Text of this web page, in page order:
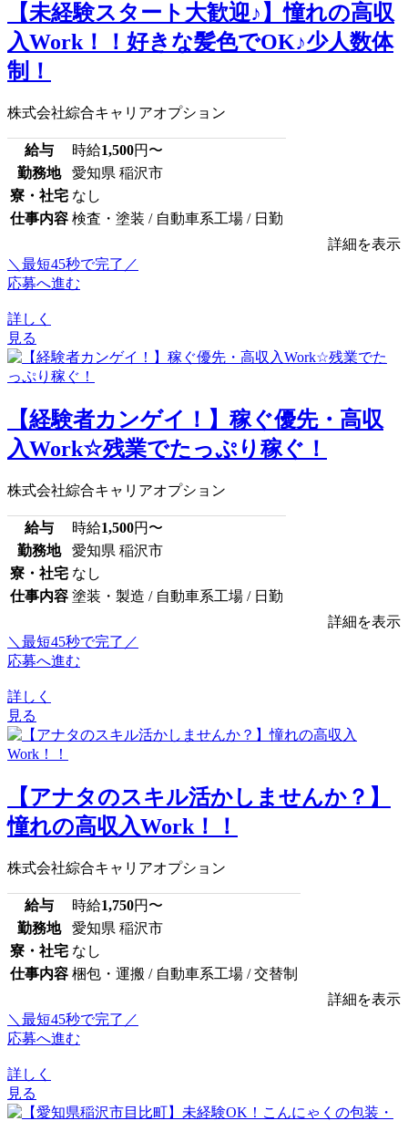
【未経験スタート大歓迎♪】憧れの高収
入Work！！好きな髪色でOK♪少人数体
制！
株式会社綜合キャリアオプション
給与 時給1,500円〜
勤務地
愛知県 稲沢市
寮・社宅 なし
仕事内容 検査・塗装 / 自動車系工場 / 日勤
詳細を表示
＼最短45秒で完了／
応募へ進む
詳しく
見る
【経験者カンゲイ！】稼ぐ優先・高収
入Work☆残業でたっぷり稼ぐ！
株式会社綜合キャリアオプション
給与 時給1,500円〜
勤務地
愛知県 稲沢市
寮・社宅 なし
仕事内容 塗装・製造 / 自動車系工場 / 日勤
詳細を表示
＼最短45秒で完了／
応募へ進む
詳しく
見る
【アナタのスキル活かしませんか？】
憧れの高収入Work！！
株式会社綜合キャリアオプション
給与 時給1,750円〜
勤務地
愛知県 稲沢市
寮・社宅 なし
仕事内容 梱包・運搬 / 自動車系工場 / 交替制
詳細を表示
＼最短45秒で完了／
応募へ進む
詳しく
見る